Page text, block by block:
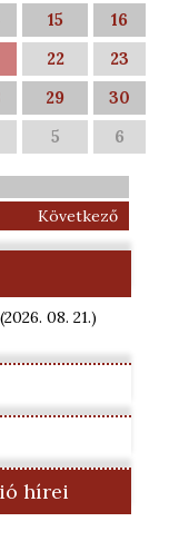
15
16
22
23
29
30
5 6
Következő
(2026. 08. 21.)
hírei